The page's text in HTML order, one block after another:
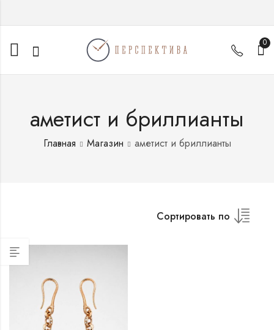
0
аметист и бриллианты
Главная Магазин аметист и бриллианты
Сортировать по